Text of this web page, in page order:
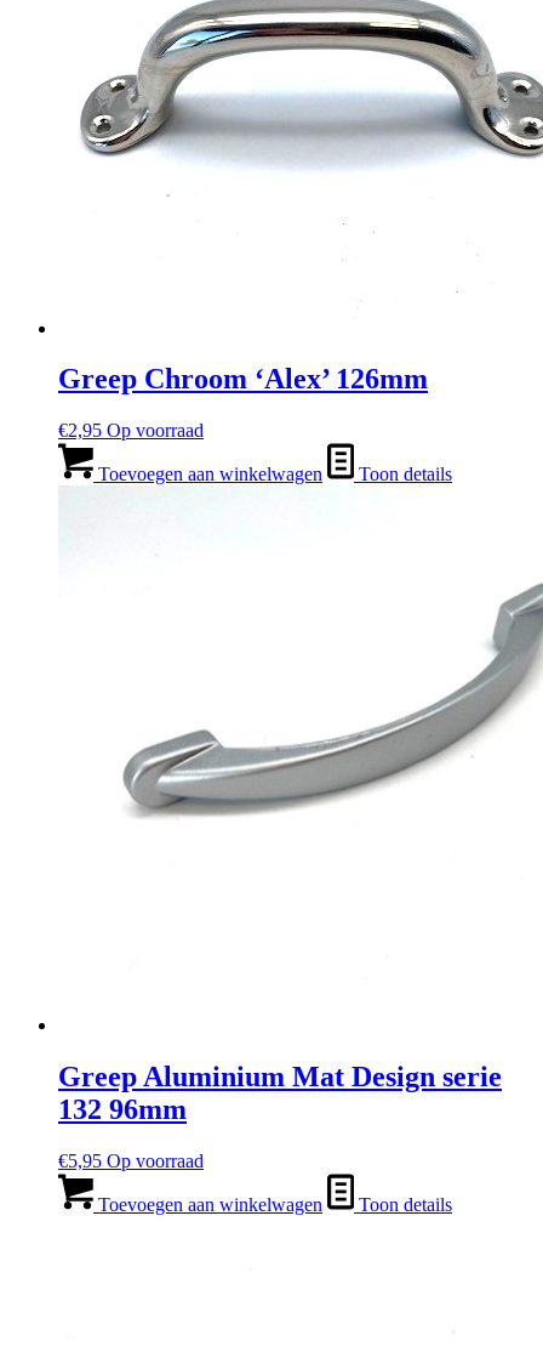
Greep Chroom ‘Alex’ 126mm
€2,95 Op voorraad
Toevoegen aan winkelwagen Toon details
Greep Aluminium Mat Design serie
132 96mm
€5,95 Op voorraad
Toevoegen aan winkelwagen Toon details